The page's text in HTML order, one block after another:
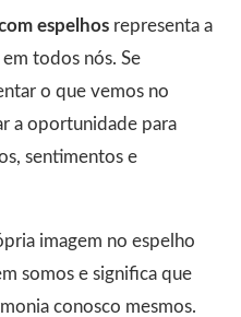
espelhos representa a
todos nós. Se
o que vemos no
a oportunidade para
sentimentos e
imagem no espelho
somos e significa que
conosco mesmos.